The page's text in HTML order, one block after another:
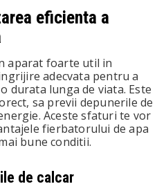
eficienta a
aparat foarte util in
adecvata pentru a
durata lunga de viata. Este
sa previi depunerile de
Aceste sfaturi te vor
fierbatorului de apa
bune conditii.
de calcar